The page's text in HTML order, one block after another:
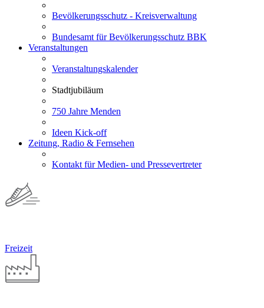
Bevölkerungsschutz - Kreisverwaltung
Bundesamt für Bevölkerungsschutz BBK
Veranstaltungen
Veranstaltungskalender
Stadtjubiläum
750 Jahre Menden
Ideen Kick-off
Zeitung, Radio & Fernsehen
Kontakt für Medien- und Pressevertreter
Freizeit